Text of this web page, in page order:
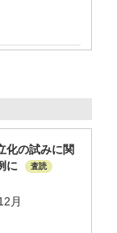
化の試みに関
に
査読
月